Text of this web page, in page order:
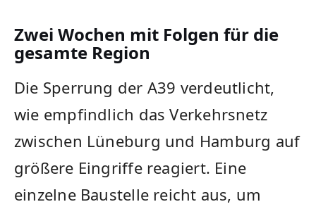
Zwei Wochen mit Folgen für die
gesamte Region
Die Sperrung der A39 verdeutlicht,
wie empfindlich das Verkehrsnetz
zwischen Lüneburg und Hamburg auf
größere Eingriffe reagiert. Eine
einzelne Baustelle reicht aus, um